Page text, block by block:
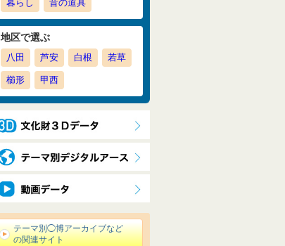
暮らし 昔の道具
地区で選ぶ
八田 芦安 白根 若草
櫛形 甲西
テーマ別◯博アーカイブなど
の関連サイト